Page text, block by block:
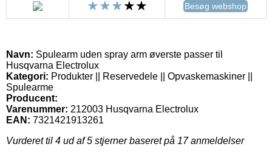
Besøg webshop
Navn: Spulearm uden spray arm øverste passer til
Husqvarna Electrolux
Kategori: Produkter || Reservedele || Opvaskemaskiner ||
Spulearme
Producent:
Varenummer: 212003 Husqvarna Electrolux
EAN: 7321421913261
Vurderet til 4 ud af 5 stjerner baseret på 17anmeldelser